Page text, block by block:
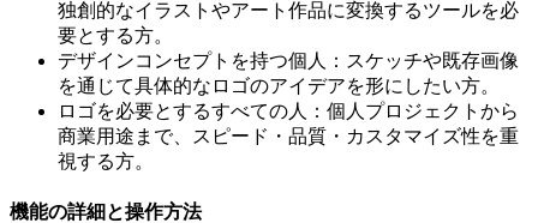
独創的なイラストやアート作品に変換するツールを必
要とする方。
デザインコンセプトを持つ個人：スケッチや既存画像
を通じて具体的なロゴのアイデアを形にしたい方。
ロゴを必要とするすべての人：個人プロジェクトから
商業用途まで、スピード・品質・カスタマイズ性を重
視する方。
機能の詳細と操作方法